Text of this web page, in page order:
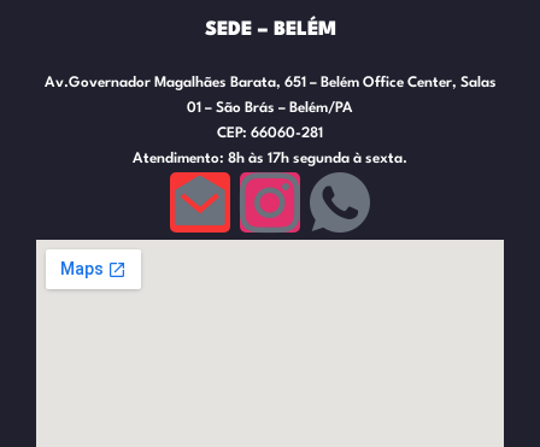
SEDE – BELÉM
Av.Governador Magalhães Barata, 651 – Belém Office Center, Salas
01 – São Brás – Belém/PA
CEP: 66060-281
Atendimento: 8h às 17h segunda à sexta.